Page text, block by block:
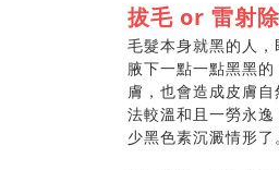
拔毛 or 雷射
毛髮本身就黑的人
腋下一點一點黑黑
膚，也會造成皮膚
法較溫和且一勞永
少黑色素沉澱情形了